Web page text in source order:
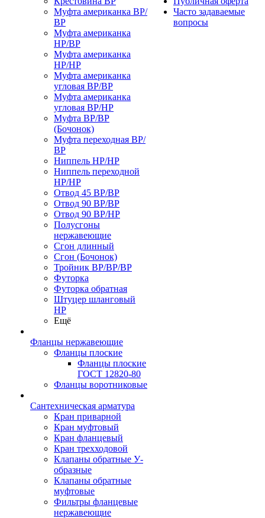
Муфта американка ВР/
ВР
Муфта американка
НР/ВР
Муфта американка
НР/НР
Муфта американка
угловая ВР/ВР
Муфта американка
угловая ВР/НР
Муфта ВР/ВР
(Бочонок)
Муфта переходная ВР/
ВР
Ниппель НР/НР
Ниппель переходной
НР/НР
Отвод 45 ВР/ВР
Отвод 90 ВР/ВР
Отвод 90 ВР/НР
Полусгоны
нержавеющие
Сгон длинный
Сгон (Бочонок)
Тройник ВР/ВР/ВР
Футорка
Футорка обратная
Штуцер шланговый
НР
Ещё
Фланцы нержавеющие
Фланцы плоские
Фланцы плоские
ГОСТ 12820-80
Фланцы воротниковые
Сантехническая арматура
Кран приварной
Кран муфтовый
Кран фланцевый
Кран трехходовой
Клапаны обратные У-
образные
Клапаны обратные
муфтовые
Фильтры фланцевые
нержавеющие
Часто задаваемые
вопросы